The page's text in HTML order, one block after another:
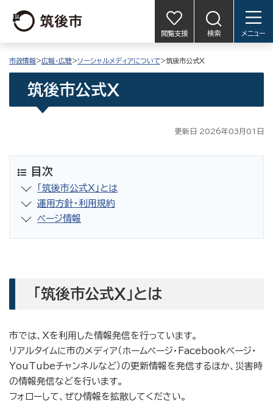
閲覧支援 検索 メニュー
市政情報>広報・広聴>ソーシャルメディアについて>筑後市公式X
筑後市公式X
更新日 2026年03月01日
目次
「筑後市公式X」とは
運用方針・利用規約
ページ情報
「筑後市公式X」とは
市では、Xを利用した情報発信を行っています。
リアルタイムに市のメディア（ホームページ・Facebookページ・
YouTubeチャンネルなど）の更新情報を発信するほか、災害時
の情報発信などを行います。
フォローして、ぜひ情報を拡散してください。